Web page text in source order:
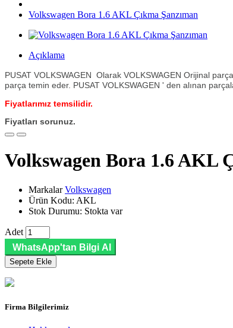
Volkswagen Bora 1.6 AKL Çıkma Şanzıman
Açıklama
PUSAT VOLKSWAGEN Olarak VOLKSWAGEN Orijinal
parça temin eder. PUSAT VOLKSWAGEN ' den alınan
Fiyatlarımız temsilidir.
Fiyatları sorunuz.
Volkswagen Bora 1.6 AKL
MarkalarVolkswagen
Ürün Kodu: AKL
Stok Durumu: Stokta var
Adet
WhatsApp'tan Bilgi Al
Sepete Ekle
Firma Bilgilerimiz